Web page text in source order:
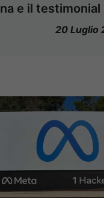
e il testimonial
20 Luglio